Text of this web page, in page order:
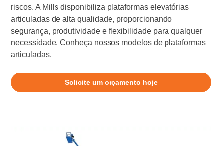
riscos. A Mills disponibiliza plataformas elevatórias
articuladas de alta qualidade, proporcionando
segurança, produtividade e flexibilidade para qualquer
necessidade. Conheça nossos modelos de plataformas
articuladas.
Solicite um orçamento hoje